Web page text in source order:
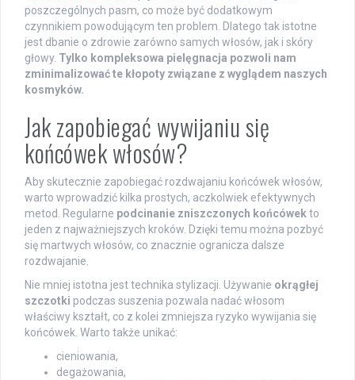
poszczególnych pasm, co może być dodatkowym
czynnikiem powodującym ten problem. Dlatego tak istotne
jest dbanie o zdrowie zarówno samych włosów, jak i skóry
głowy. Tylko kompleksowa pielęgnacja pozwoli nam
zminimalizować te kłopoty związane z wyglądem naszych
kosmyków.
Jak zapobiegać wywijaniu się
końcówek włosów?
Aby skutecznie zapobiegać rozdwajaniu końcówek włosów,
warto wprowadzić kilka prostych, aczkolwiek efektywnych
metod. Regularne podcinanie zniszczonych końcówekto
jeden z najważniejszych kroków. Dzięki temu można pozbyć
się martwych włosów, co znacznie ogranicza dalsze
rozdwajanie.
Nie mniej istotna jest technika stylizacji. Używanie okrągłej
szczotki podczas suszenia pozwala nadać włosom
właściwy kształt, co z kolei zmniejsza ryzyko wywijania się
końcówek. Warto także unikać:
cieniowania,
degażowania,